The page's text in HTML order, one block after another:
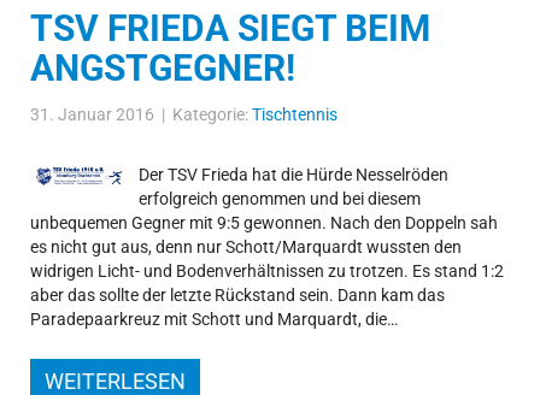
TSV FRIEDA SIEGT BEIM
ANGSTGEGNER!
31. Januar 2016 | Kategorie:Tischtennis
Der TSV Frieda hat die Hürde Nesselröden
erfolgreich genommen und bei diesem
unbequemen Gegner mit 9:5 gewonnen. Nach den Doppeln sah
es nicht gut aus, denn nur Schott/Marquardt wussten den
widrigen Licht- und Bodenverhältnissen zu trotzen. Es stand 1:2
aber das sollte der letzte Rückstand sein. Dann kam das
Paradepaarkreuz mit Schott und Marquardt, die…
WEITERLESEN